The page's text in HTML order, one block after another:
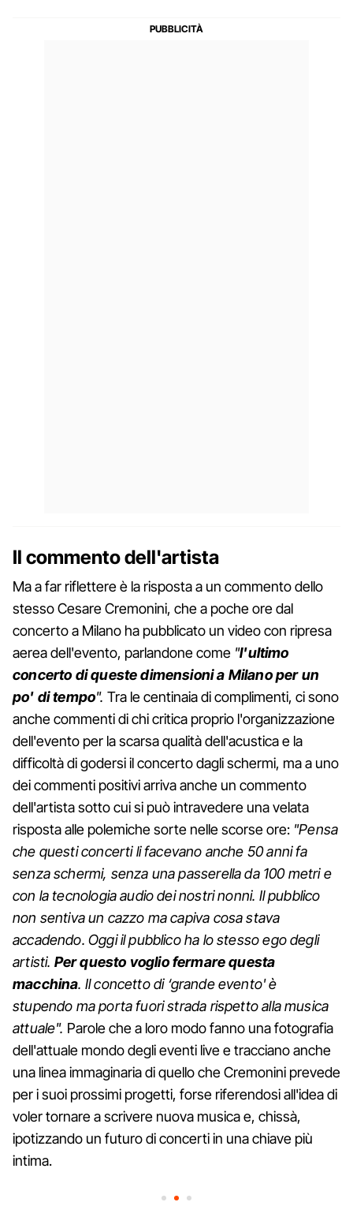
Il commento dell'artista
Ma a far riflettere è la risposta a un commento dello
stesso Cesare Cremonini, che a poche ore dal
concerto a Milano ha pubblicato un video con ripresa
aerea dell'evento, parlandone come "l'ultimo
concerto di queste dimensioni a Milano per un
po' di tempo". Tra le centinaia di complimenti, ci sono
anche commenti di chi critica proprio l'organizzazione
dell'evento per la scarsa qualità dell'acustica e la
difficoltà di godersi il concerto dagli schermi, ma a uno
dei commenti positivi arriva anche un commento
dell'artista sotto cui si può intravedere una velata
risposta alle polemiche sorte nelle scorse ore: "Pensa
che questi concerti li facevano anche 50 anni fa
senza schermi, senza una passerella da 100 metri e
con la tecnologia audio dei nostri nonni. Il pubblico
non sentiva un cazzo ma capiva cosa stava
accadendo. Oggi il pubblico ha lo stesso ego degli
artisti. Per questo voglio fermare questa
macchina. Il concetto di ‘grande evento' è
stupendo ma porta fuori strada rispetto alla musica
attuale". Parole che a loro modo fanno una fotografia
dell'attuale mondo degli eventi live e tracciano anche
una linea immaginaria di quello che Cremonini prevede
per i suoi prossimi progetti, forse riferendosi all'idea di
voler tornare a scrivere nuova musica e, chissà,
ipotizzando un futuro di concerti in una chiave più
intima.